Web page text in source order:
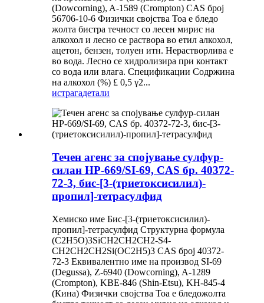
(Dowcorning), A-1589 (Crompton) CAS број
56706-10-6 Физички својства Тоа е бледо
жолта бистра течност со лесен мирис на
алкохол и лесно се раствора во етил алкохол,
ацетон, бензен, толуен итн. Нерастворлива е
во вода. Лесно се хидролизира при контакт
со вода или влага. Спецификации Содржина
на алкохол (%) £ 0,5 γ2...
истрагадетали
Течен агенс за спојување сулфур-
силан HP-669/SI-69, CAS бр. 40372-
72-3, бис-[3-(триетоксисилил)-
пропил]-тетрасулфид
Хемиско име Бис-[3-(триетоксисилил)-
пропил]-тетрасулфид Структурна формула
(C2H5O)3SiCH2CH2CH2-S4-
CH2CH2CH2Si(OC2H5)3 CAS број 40372-
72-3 Еквивалентно име на производ SI-69
(Degussa), Z-6940 (Dowcorning), A-1289
(Crompton), KBE-846 (Shin-Etsu), KH-845-4
(Кина) Физички својства Тоа е бледожолта